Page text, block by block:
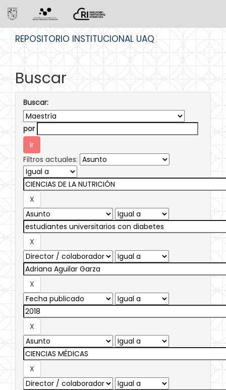
REPOSITORIO INSTITUCIONAL UAQ
Buscar
Buscar:
por
Filtros actuales: